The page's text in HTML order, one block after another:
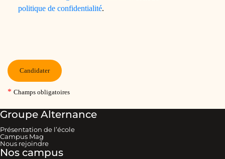
Groupe Alternance
Présentation de l’école
Campus Mag
Nous rejoindre
Nos campus